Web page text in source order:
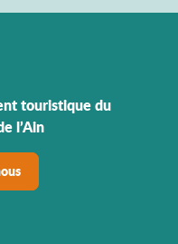
touristique du
l’Ain